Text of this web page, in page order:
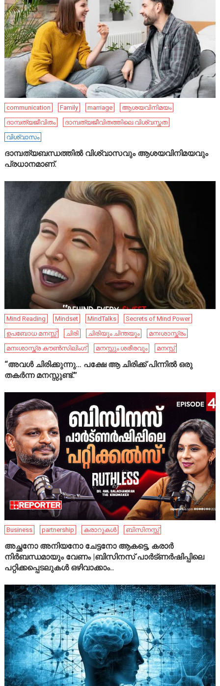
communication Family marriage
ആശയവിനിമയം
ദാമ്പത്യജീവിതം
ദാമ്പത്യജീവിതത്തിലെ വിശ്വസ്തത
വിശ്വാസം
ദാമ്പത്യബന്ധത്തിൽ വിശ്വാസവും ആശയവിനിമയവും
പ്രധാനമാണ്.
Mind Reading Mindset MindTalks
Secrets of Mind Power
ഉപബോധ മനസ്സ്
ചിരി ചിരിയും ചിന്തയും
മനഃശാസ്ത്രം
മനഃശാസ്ത്ര കൗൺസിലിംഗ്
മനസ്സും ശരീരവും മനസ്സ്
“അവൾ ചിരിക്കുന്നു… പക്ഷേ ആ ചിരിക്ക് പിന്നിൽ ഒരു
തകർന്ന മനസ്സുണ്ട്.”
Business partnership കരാറുകൾ ബിസിനസ്സ്
അച്ഛനോ അനിയനോ ചേട്ടനോ ആകട്ടെ, കരാർ
നിർബന്ധമായും വേണം |ബിസിനസ് പാർട്ണർഷിപ്പിലെ
പറ്റിക്കപ്പെടലുകൾ ഒഴിവാക്കാം..